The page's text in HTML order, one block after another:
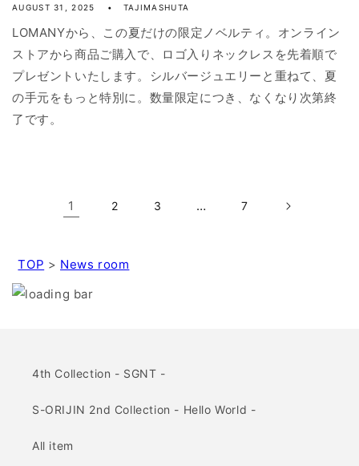
AUGUST 31, 2025 TAJIMASHUTA
LOMANYから、この夏だけの限定ノベルティ。オンライン
ストアから商品ご購入で、ロゴ入りネックレスを先着順で
プレゼントいたします。シルバージュエリーと重ねて、夏
の手元をもっと特別に。数量限定につき、なくなり次第終
了です。
1 2 3 … 7
TOP > News room
4th Collection - SGNT -
S-ORIJIN 2nd Collection - Hello World -
All item